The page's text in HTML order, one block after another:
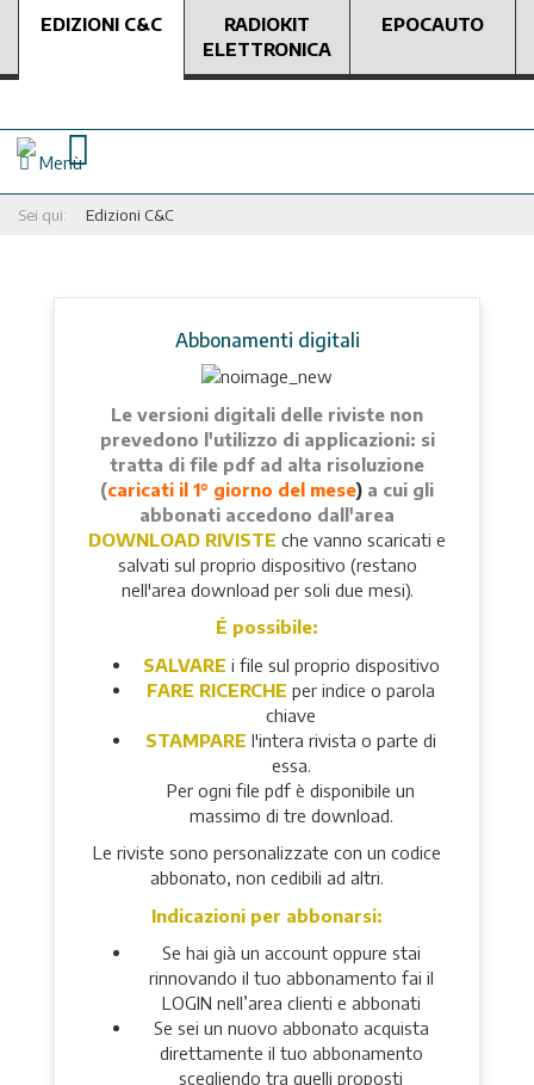
EDIZIONI C&C
RADIOKIT
ELETTRONICA
EPOCAUTO
Menù
Sei qui: Edizioni C&C
Abbonamenti digitali
Le versioni digitali delle riviste non
prevedono l'utilizzo di applicazioni: si
tratta di file pdf ad alta risoluzione
(caricati il 1° giorno del mese) a cui gli
abbonati accedono dall'area
DOWNLOAD RIVISTE che vanno scaricati e
salvati sul proprio dispositivo (restano
nell'area download per soli due mesi).
É possibile:
SALVARE i file sul proprio dispositivo
FARE RICERCHE per indice o parola
chiave
STAMPARE l'intera rivista o parte di
essa.
Per ogni file pdf è disponibile un
massimo di tre download.
Le riviste sono personalizzate con un codice
abbonato, non cedibili ad altri.
Indicazioni per abbonarsi:
Se hai già un account oppure stai
rinnovando il tuo abbonamento fai il
LOGIN nell’area clienti e abbonati
Se sei un nuovo abbonato acquista
direttamente il tuo abbonamento
scegliendo tra quelli proposti